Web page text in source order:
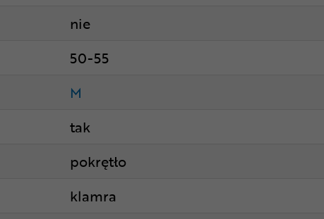
nie
50-55
M
tak
pokrętło
klamra